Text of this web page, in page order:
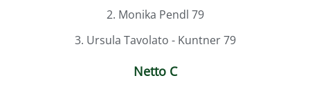
2. Monika Pendl 79
3. Ursula Tavolato - Kuntner 79
Netto C